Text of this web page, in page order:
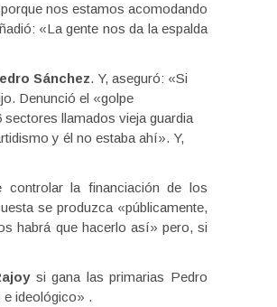
nos estamos acomodando
«La gente nos da la espalda
Sánchez. Y, aseguró: «Si
Denunció el «golpe
llamados vieja guardia
y él no estaba ahí». Y,
controlar la financiación de los
se produzca «públicamente,
habrá que hacerlo así» pero, si
si gana las primarias Pedro
ideológico» .